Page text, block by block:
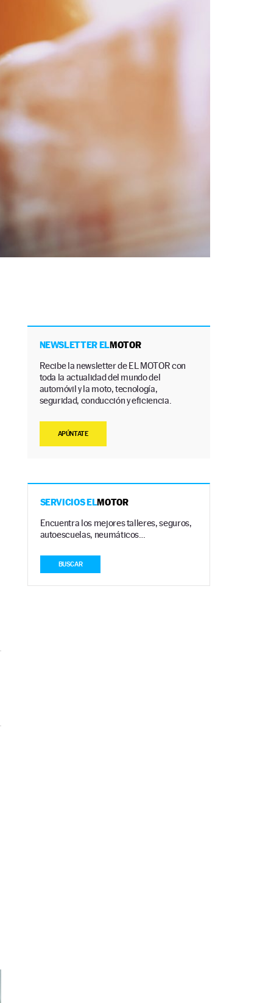
NEWSLETTER ELMOTOR
Recibe la newsletter de EL MOTOR con
toda la actualidad del mundo del
automóvil y la moto, tecnología,
seguridad, conducción y eficiencia.
APÚNTATE
SERVICIOS ELMOTOR
Encuentra los mejores talleres, seguros,
autoescuelas, neumáticos…
BUSCAR